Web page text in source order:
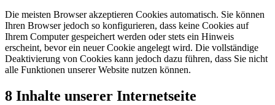
Die meisten Browser akzeptieren Cookies automatisch. Sie können
Ihren Browser jedoch so konfigurieren, dass keine Cookies auf
Ihrem Computer gespeichert werden oder stets ein Hinweis
erscheint, bevor ein neuer Cookie angelegt wird. Die vollständige
Deaktivierung von Cookies kann jedoch dazu führen, dass Sie nicht
alle Funktionen unserer Website nutzen können.
8 Inhalte unserer Internetseite